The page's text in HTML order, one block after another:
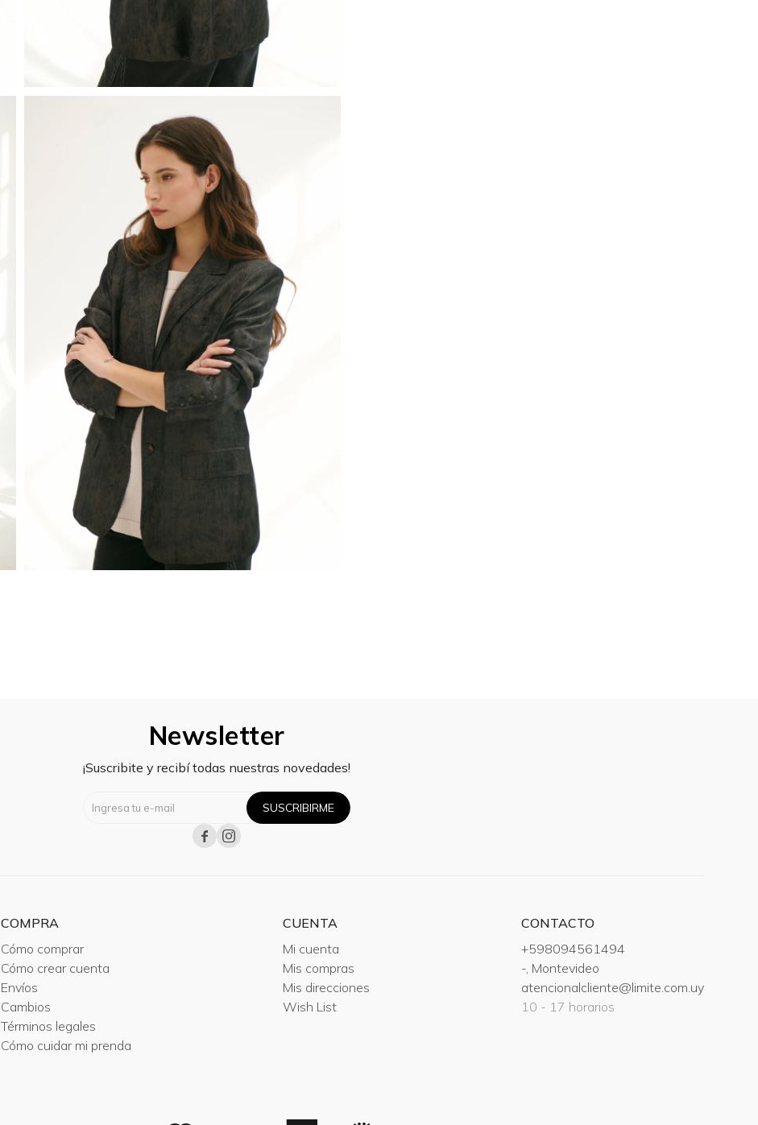
Newsletter
¡Suscribite y recibí todas nuestras novedades!
SUSCRIBIRME
 
COMPRA
Cómo comprar
Cómo crear cuenta
Envíos
Cambios
Términos legales
Cómo cuidar mi prenda
CUENTA
Mi cuenta
Mis compras
Mis direcciones
Wish List
CONTACTO
+598094561494
-, Montevideo
atencionalcliente@limite.com.uy
10 - 17 horarios